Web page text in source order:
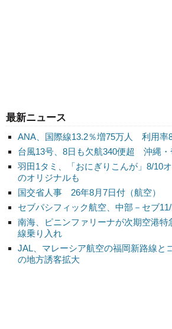
最新ニュース
ANA、国際線13.2％増75万人 利用率
台風13号、8日も欠航340便超 沖縄・
羽田1タミ、「おにぎりこんが」8/10
のオリジナルも
国交省人事 26年8月7日付（航空）
セブパシフィック航空、中部－セブ
南海、ピニンファリーナが次期空港
線乗り入れ
JAL、マレーシア航空の福岡新路線
の地方誘客拡大